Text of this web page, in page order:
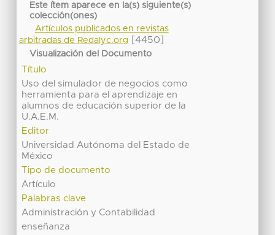
Este ítem aparece en la(s) siguiente(s)
colección(ones)
Artículos publicados en revistas
arbitradas de Redalyc.org
[4450]
Visualización del Documento
Título
Uso del simulador de negocios como
herramienta para el aprendizaje en
alumnos de educación superior de la
U.A.E.M.
Editor
Universidad Autónoma del Estado de
México
Tipo de documento
Artículo
Palabras clave
Administración y Contabilidad
enseñanza